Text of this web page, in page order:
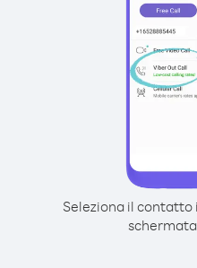
Seleziona il contatto